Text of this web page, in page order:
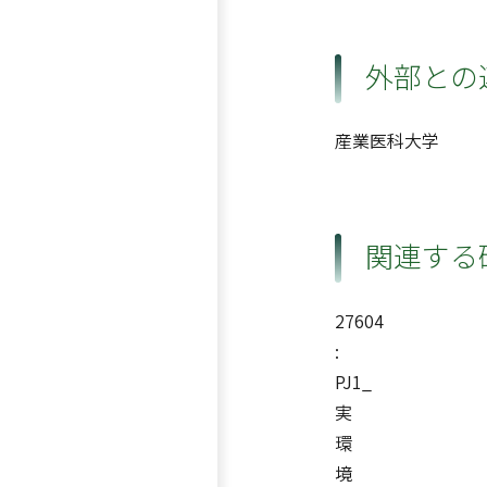
外部との
産業医科大学
関連す
27604
:
PJ1_
実
環
境